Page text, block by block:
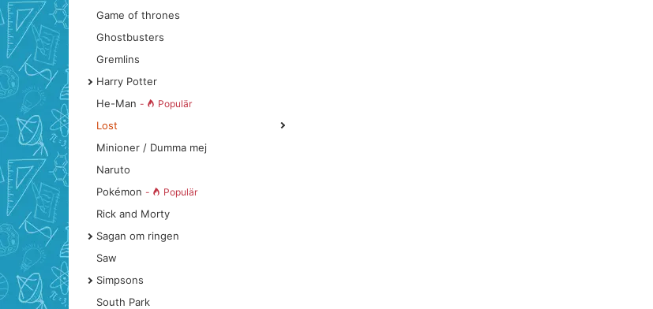
Game of thrones
Ghostbusters
Gremlins
Harry Potter
He-Man - Populär
Lost
Minioner / Dumma mej
Naruto
Pokémon - Populär
Rick and Morty
Sagan om ringen
Saw
Simpsons
South Park